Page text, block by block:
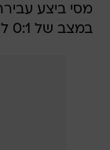
מסי ביצע
במצב של 0:1 לארגנטינה.